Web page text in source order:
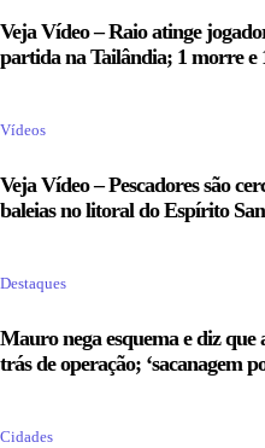
Veja Vídeo – Raio atinge
partida na Tailândia; 1 morre e
Vídeos
Veja Vídeo – Pescadores são
baleias no litoral do Espírito
Destaques
Mauro nega esquema e diz que
trás de operação; ‘sacanagem
Cidades